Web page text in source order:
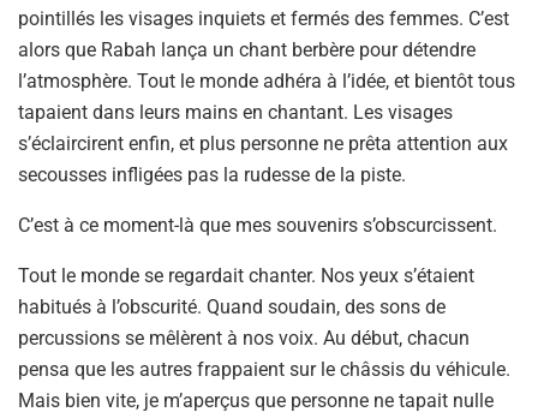
pointillés les visages inquiets et fermés des femmes. C’est
alors que Rabah lança un chant berbère pour détendre
l’atmosphère. Tout le monde adhéra à l’idée, et bientôt tous
tapaient dans leurs mains en chantant. Les visages
s’éclaircirent enfin, et plus personne ne prêta attention aux
secousses infligées pas la rudesse de la piste.
C’est à ce moment-là que mes souvenirs s’obscurcissent.
Tout le monde se regardait chanter. Nos yeux s’étaient
habitués à l’obscurité. Quand soudain, des sons de
percussions se mêlèrent à nos voix. Au début, chacun
pensa que les autres frappaient sur le châssis du véhicule.
Mais bien vite, je m’aperçus que personne ne tapait nulle